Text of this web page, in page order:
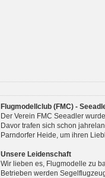
Flugmodellclub (FMC) -
Der Verein FMC Seeadler
Davor trafen sich schon
Parndorfer Heide, um ihren
Unsere Leidenschaft
Wir lieben es, Flugmodelle zu
Betrieben werden